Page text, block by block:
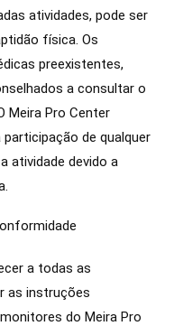
atividades, pode ser
física. Os
preexistentes,
a consultar o
Meira Pro Center
de qualquer
atividade devido a
a todas as
as instruções
do Meira Pro